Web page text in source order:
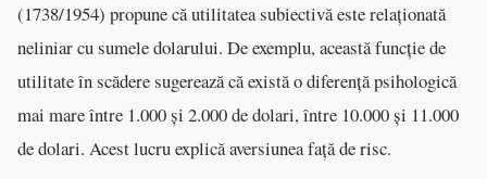
(1738/1954) propune că utilitatea subiectivă este relaționată
neliniar cu sumele dolarului. De exemplu, această funcție de
utilitate în scădere sugerează că există o diferență psihologică
mai mare între 1.000 și 2.000 de dolari, între 10.000 și 11.000
de dolari. Acest lucru explică aversiunea față de risc.